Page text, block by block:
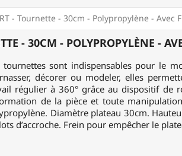
- Tournette - 30cm - Polypropylène - Avec
- 30CM - POLYPROPYLÈNE -
tournettes sont indispensables pour le
décorer ou modeler, elles
régulier à 360° grâce au dispositif de
de la pièce et toute
Diamètre plateau 30cm.
d’accroche. Frein pour empêcher le